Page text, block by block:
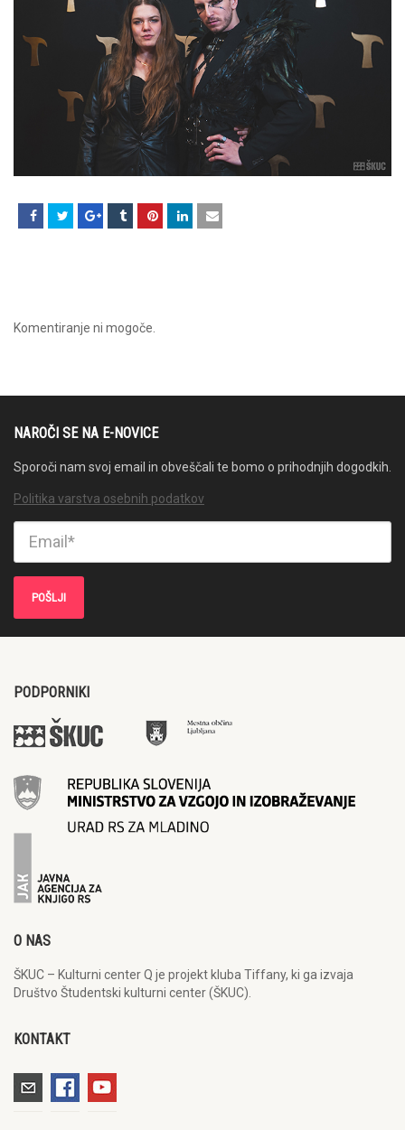
Komentiranje ni mogoče.
NAROČI SE NA E-NOVICE
Sporoči nam svoj email in obveščali te bomo o prihodnjih dogodkih.
Politika varstva osebnih podatkov
PODPORNIKI
O NAS
ŠKUC – Kulturni center Q je projekt kluba Tiffany, ki ga izvaja
Društvo Študentski kulturni center (ŠKUC).
KONTAKT